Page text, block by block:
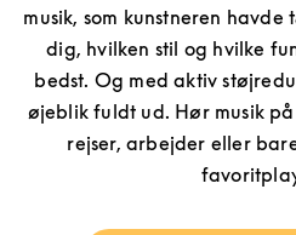
musik, som kunstneren
dig, hvilken stil og hvilke
bedst. Og med aktiv
øjeblik fuldt ud. Hør musik
rejser, arbejder eller